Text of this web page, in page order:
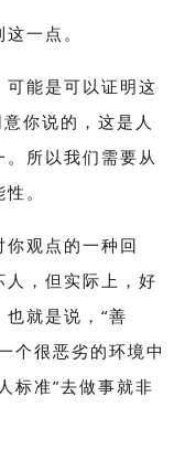
一点。
能是可以证明这
你说的，这是人
所以我们需要从
。
观点的一种回
，但实际上，好
就是说，“善
个很恶劣的环境中
标准”去做事就非